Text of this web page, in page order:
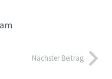
Nächster Beitrag